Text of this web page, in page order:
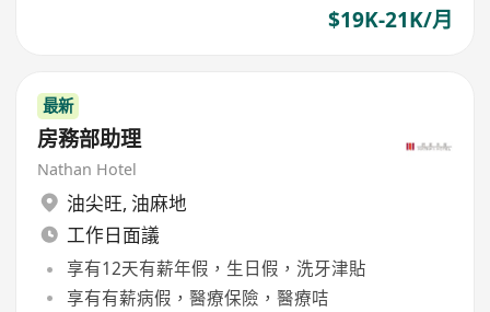
$19K-21K/月
最新
房務部助理
Nathan Hotel
油尖旺, 油麻地
工作日面議
享有12天有薪年假，生日假，洗牙津貼
享有有薪病假，醫療保險，醫療咭